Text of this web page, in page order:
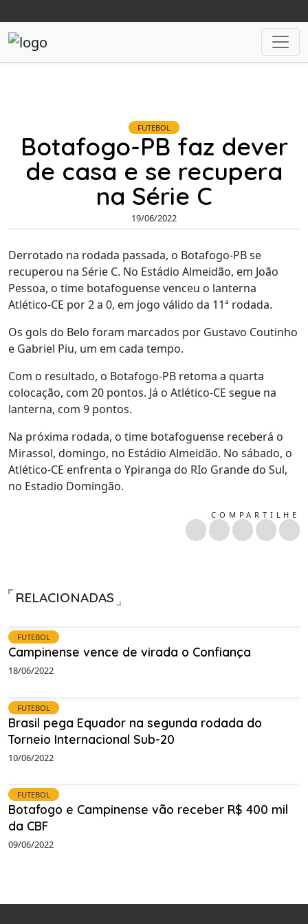
FUTEBOL
Botafogo-PB faz dever
de casa e se recupera
na Série C
19/06/2022
Derrotado na rodada passada, o Botafogo-PB se
recuperou na Série C. No Estádio Almeidão, em João
Pessoa, o time botafoguense venceu o lanterna
Atlético-CE por 2 a 0, em jogo válido da 11ª rodada.
Os gols do Belo foram marcados por Gustavo Coutinho
e Gabriel Piu, um em cada tempo.
Com o resultado, o Botafogo-PB retoma a quarta
colocação, com 20 pontos. Já o Atlético-CE segue na
lanterna, com 9 pontos.
Na próxima rodada, o time botafoguense receberá o
Mirassol, domingo, no Estádio Almeidão. No sábado, o
Atlético-CE enfrenta o Ypiranga do RIo Grande do Sul,
no Estadio Domingão.
COMPARTILHE
RELACIONADAS
FUTEBOL
Campinense vence de virada o Confiança
18/06/2022
FUTEBOL
Brasil pega Equador na segunda rodada do
Torneio Internacional Sub-20
10/06/2022
FUTEBOL
Botafogo e Campinense vão receber R$ 400 mil
da CBF
09/06/2022